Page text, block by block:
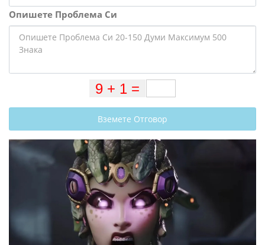
Опишете Проблема Си
Вземете Отговор